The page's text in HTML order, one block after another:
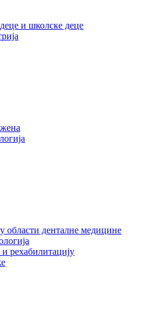
и школске деце
области денталне медицине
рехабилитацију